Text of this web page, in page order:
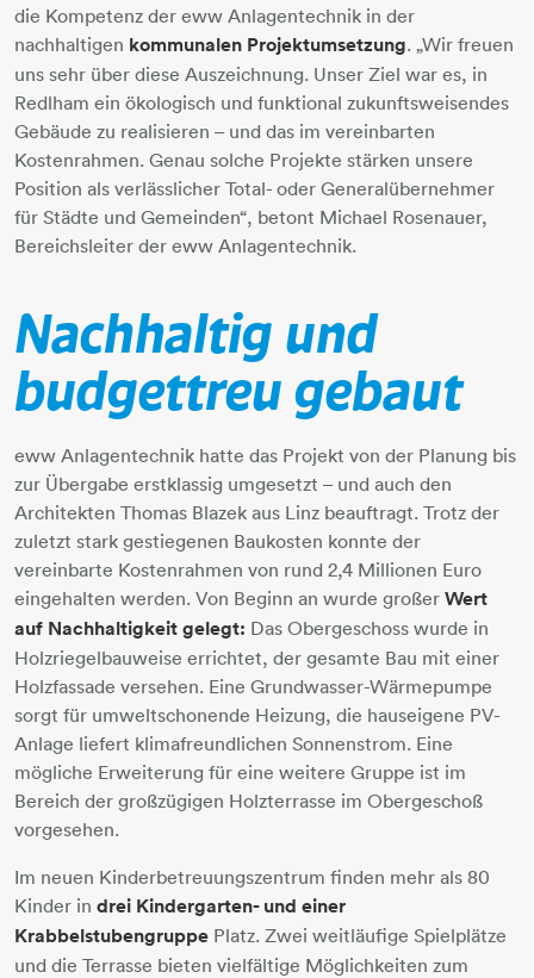
die Kompetenz der eww Anlagentechnik in der
nachhaltigen kommunalen Projektumsetzung. „Wir freuen
uns sehr über diese Auszeichnung. Unser Ziel war es, in
Redlham ein ökologisch und funktional zukunftsweisendes
Gebäude zu realisieren – und das im vereinbarten
Kostenrahmen. Genau solche Projekte stärken unsere
Position als verlässlicher Total- oder Generalübernehmer
für Städte und Gemeinden“, betont Michael Rosenauer,
Bereichsleiter der eww Anlagentechnik.
Nachhaltig und
budgettreu gebaut
eww Anlagentechnik hatte das Projekt von der Planung bis
zur Übergabe erstklassig umgesetzt – und auch den
Architekten Thomas Blazek aus Linz beauftragt. Trotz der
zuletzt stark gestiegenen Baukosten konnte der
vereinbarte Kostenrahmen von rund 2,4 Millionen Euro
eingehalten werden. Von Beginn an wurde großer Wert
auf Nachhaltigkeit gelegt: Das Obergeschoss wurde in
Holzriegelbauweise errichtet, der gesamte Bau mit einer
Holzfassade versehen. Eine Grundwasser-Wärmepumpe
sorgt für umweltschonende Heizung, die hauseigene PV-
Anlage liefert klimafreundlichen Sonnenstrom. Eine
mögliche Erweiterung für eine weitere Gruppe ist im
Bereich der großzügigen Holzterrasse im Obergeschoß
vorgesehen.
Im neuen Kinderbetreuungszentrum finden mehr als 80
Kinder in drei Kindergarten- und einer
Krabbelstubengruppe Platz. Zwei weitläufige Spielplätze
und die Terrasse bieten vielfältige Möglichkeiten zum